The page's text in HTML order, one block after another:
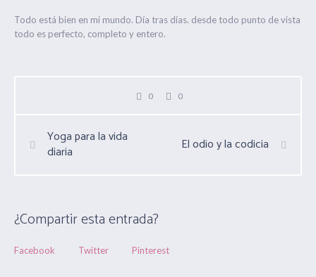
Todo está bien en mi mundo. Día tras días. desde todo punto de vista
todo es perfecto, completo y entero.
0 0
Yoga para la vida
diaria
El odio y la codicia
¿Compartir esta entrada?
Facebook Twitter Pinterest